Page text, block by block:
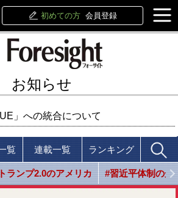
初めての方 会員登録
お知らせ
」への統合について
覧 連載一覧 ランキング
ランプ2.0のアメリカ #習近平体制の光